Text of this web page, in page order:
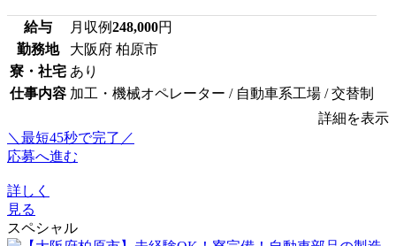
給与 月収例248,000円
勤務地
大阪府 柏原市
寮・社宅 あり
仕事内容 加工・機械オペレーター / 自動車系工場 / 交替制
詳細を表示
＼最短45秒で完了／
応募へ進む
詳しく
見る
スペシャル